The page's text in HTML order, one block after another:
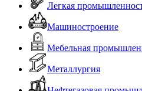
Легкая
Машиностроение
Мебельная
Металлургия